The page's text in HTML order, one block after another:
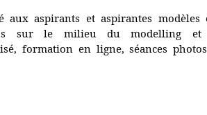
aux aspirants et aspirantes
sur le milieu du modelling et
formation en ligne, séances